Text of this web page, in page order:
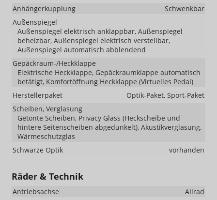
Anhängerkupplung
Schwenkbar
Außenspiegel
Außenspiegel elektrisch anklappbar, Außenspiegel
beheizbar, Außenspiegel elektrisch verstellbar,
Außenspiegel automatisch abblendend
Gepäckraum-/Heckklappe
Elektrische Heckklappe, Gepäckraumklappe automatisch
betätigt, Komfortöffnung Heckklappe (Virtuelles Pedal)
Herstellerpaket
Optik-Paket, Sport-Paket
Scheiben, Verglasung
Getönte Scheiben, Privacy Glass (Heckscheibe und
hintere Seitenscheiben abgedunkelt), Akustikverglasung,
Wärmeschutzglas
Schwarze Optik
vorhanden
Räder & Technik
Antriebsachse
Allrad